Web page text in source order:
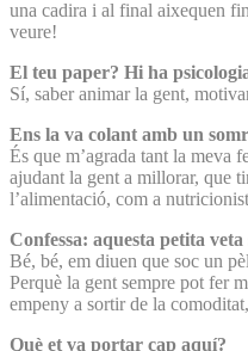
una cadira i al final aixequen
veure!
El teu paper? Hi ha
Sí, saber animar la gent,
Ens la va colant amb un
És que m’agrada tant la meva
ajudant la gent a millorar, que
l’alimentació, com a
Confessa: aquesta petita
Bé, bé, em diuen que soc un
Perquè la gent sempre pot fer
empeny a sortir de la
Què et va portar cap aquí?